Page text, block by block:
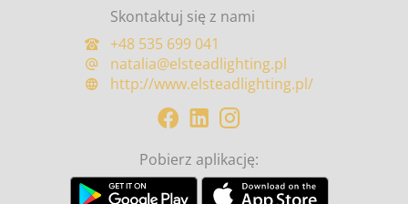
Skontaktuj się z nami
+48 535 699 041
natalia@elsteadlighting.pl
http://www.elsteadlighting.pl/
Pobierz aplikację: